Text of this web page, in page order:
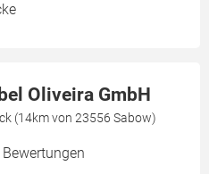
Oliveira GmbH
(14km von 23556 Sabow)